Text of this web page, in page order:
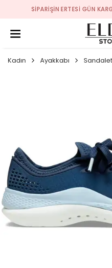
SIPARIŞIN ERTESI GÜN
Kadın Ayakkabı